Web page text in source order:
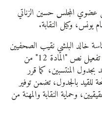
عضوي المجلس حسين الزناتي
يونس، وكيل النقابة.
خالد البلشي نقيب الصحفيين
في اجتماعه، أكتوبر الماضي، تفعيل نص "المادة 12" من
بجدول المنتسبين، كما قرر
للقيد بالجدول، تضمن توفير
وحماية النقابة والمهنة من